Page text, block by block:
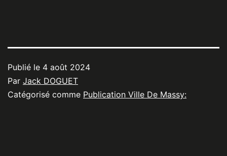
Publié le 4 août 2024
Par Jack DOGUET
Catégorisé comme Publication Ville De Massy: